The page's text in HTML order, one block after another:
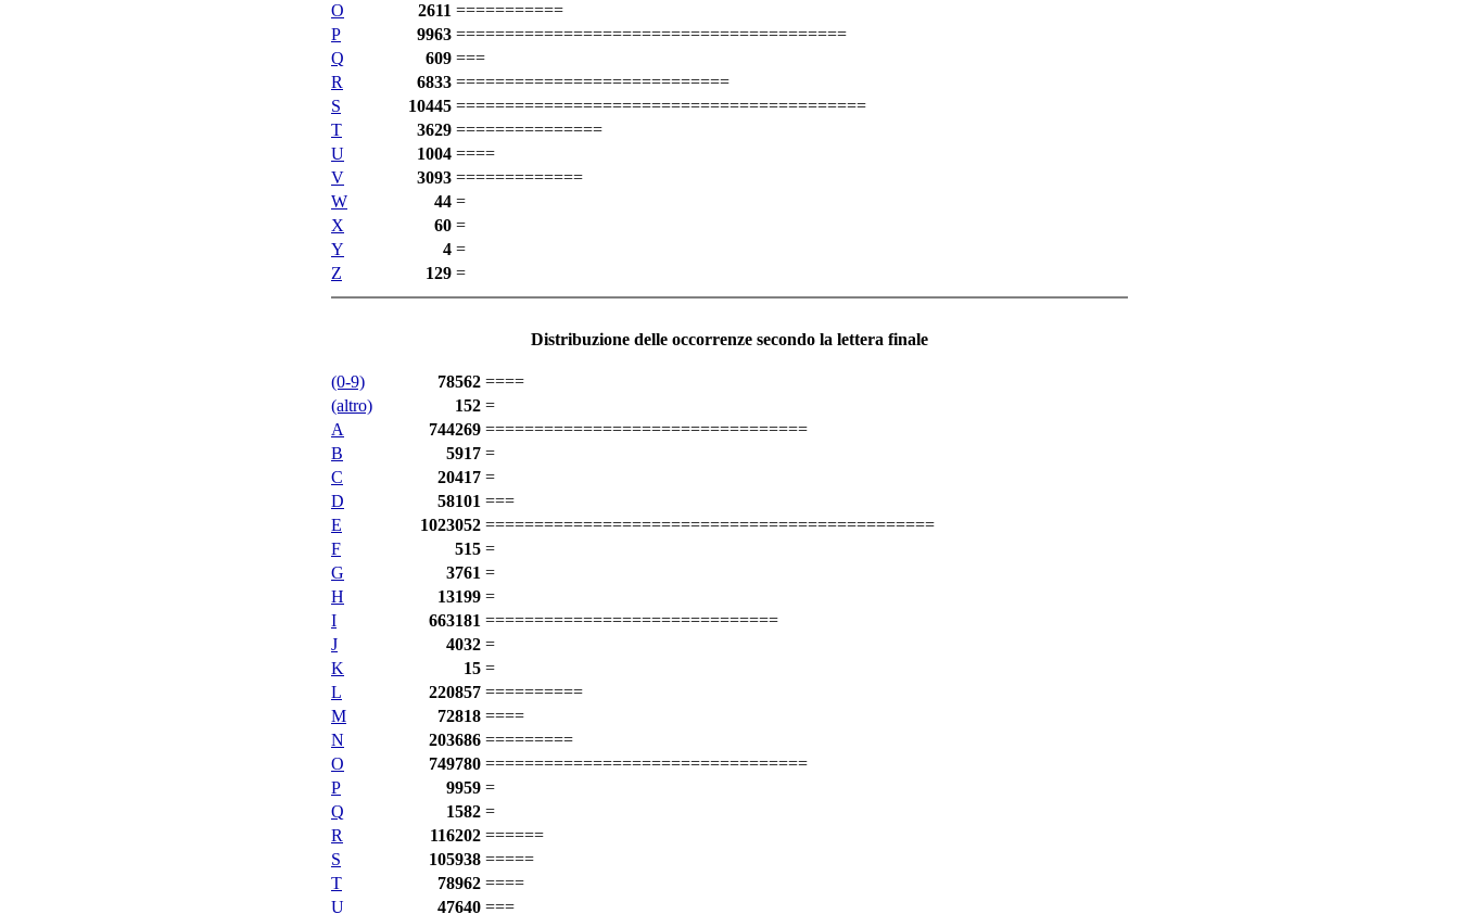
O
2611 ===========
P
9963 ========================================
Q
609 ===
R
6833 ============================
S
10445 ==========================================
T
3629 ===============
U
1004 ====
V
3093 =============
W
44 =
X
60 =
Y
4 =
Z
129 =
Distribuzione delle occorrenze secondo la lettera finale
(0-9) 78562 ====
(altro)
152 =
A
744269 =================================
B
5917 =
C
20417 =
D
58101 ===
E
1023052 ==============================================
F
515 =
G
3761 =
H
13199 =
I
663181 ==============================
J
4032 =
K
15 =
L
220857 ==========
M
72818 ====
N
203686 =========
O
749780 =================================
P
9959 =
Q
1582 =
R
116202 ======
S
105938 =====
T
78962 ====
U
47640 ===